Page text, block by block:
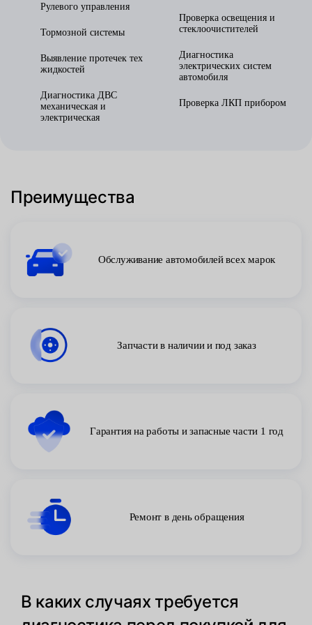
Рулевого управления
Тормозной системы
Выявление протечек тех
жидкостей
Диагностика ДВС
механическая и
электрическая
Проверка освещения и
стеклоочистителей
Диагностика
электрических систем
автомобиля
Проверка ЛКП прибором
Преимущества
Обслуживание автомобилей всех марок
Запчасти в наличии и под заказ
Гарантия на работы и запасные части 1 год
Ремонт в день обращения
В каких случаях требуется